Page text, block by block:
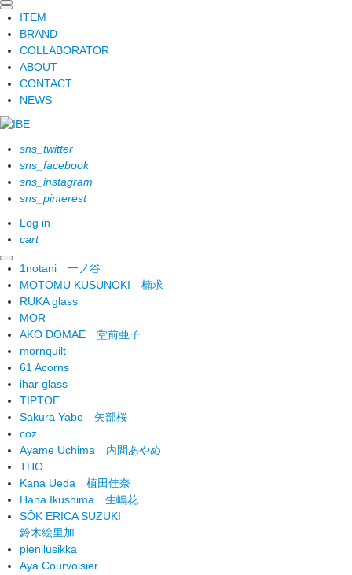
ITEM
BRAND
COLLABORATOR
ABOUT
CONTACT
NEWS
sns_twitter
sns_facebook
sns_instagram
sns_pinterest
Log in
cart
1notani 一ノ谷
MOTOMU KUSUNOKI 楠求
RUKA glass
MOR
AKO DOMAE 堂前亜子
mornquilt
61 Acorns
ihar glass
TIPTOE
Sakura Yabe 矢部桜
coz.
Ayame Uchima 内間あやめ
THO
Kana Ueda 植田佳奈
Hana Ikushima 生嶋花
SŌK ERICA SUZUKI
鈴木絵里加
pienilusikka
Aya Courvoisier